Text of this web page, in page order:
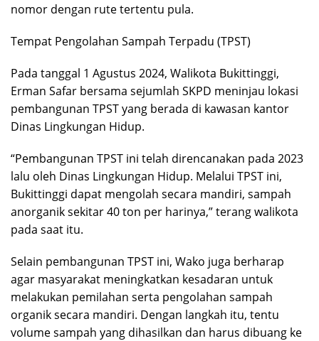
nomor dengan rute tertentu pula.
Tempat Pengolahan Sampah Terpadu (TPST)
Pada tanggal 1 Agustus 2024, Walikota Bukittinggi,
Erman Safar bersama sejumlah SKPD meninjau lokasi
pembangunan TPST yang berada di kawasan kantor
Dinas Lingkungan Hidup.
“Pembangunan TPST ini telah direncanakan pada 2023
lalu oleh Dinas Lingkungan Hidup. Melalui TPST ini,
Bukittinggi dapat mengolah secara mandiri, sampah
anorganik sekitar 40 ton per harinya,” terang walikota
pada saat itu.
Selain pembangunan TPST ini, Wako juga berharap
agar masyarakat meningkatkan kesadaran untuk
melakukan pemilahan serta pengolahan sampah
organik secara mandiri. Dengan langkah itu, tentu
volume sampah yang dihasilkan dan harus dibuang ke